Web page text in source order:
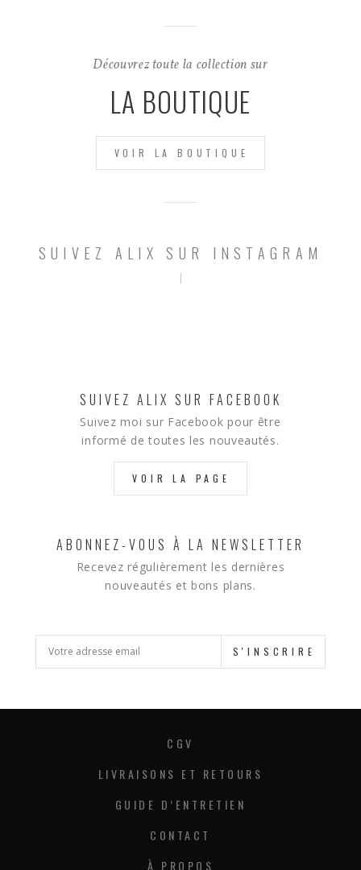
Découvrez toute la collection sur
LA BOUTIQUE
VOIR LA BOUTIQUE
SUIVEZ ALIX SUR INSTAGRAM
SUIVEZ ALIX SUR FACEBOOK
Suivez moi sur Facebook pour être
informé de toutes les nouveautés.
VOIR LA PAGE
ABONNEZ-VOUS À LA NEWSLETTER
Recevez régulièrement les dernières
nouveautés et bons plans.
S'INSCRIRE
CGV
LIVRAISONS ET RETOURS
GUIDE D’ENTRETIEN
CONTACT
À PROPOS